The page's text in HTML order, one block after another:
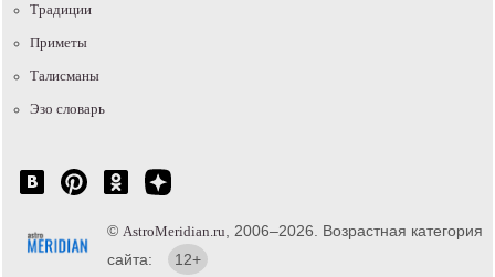
Традиции
Приметы
Талисманы
Эзо словарь
© AstroMeridian.ru, 2006–2026. Возрастная категория
сайта:
12+